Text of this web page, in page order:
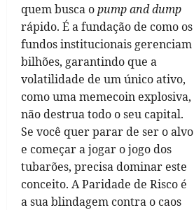
quem busca opump and dump
rápido. É a fundação de como os
fundos institucionais gerenciam
bilhões, garantindo que a
volatilidade de um único ativo,
como uma memecoin explosiva,
não destrua todo o seu capital.
Se você quer parar de ser o alvo
e começar a jogar o jogo dos
tubarões, precisa dominar este
conceito. A Paridade de Risco é
a sua blindagem contra o caos